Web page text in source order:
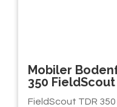
Mobiler
350 FieldScout
FieldScout TDR